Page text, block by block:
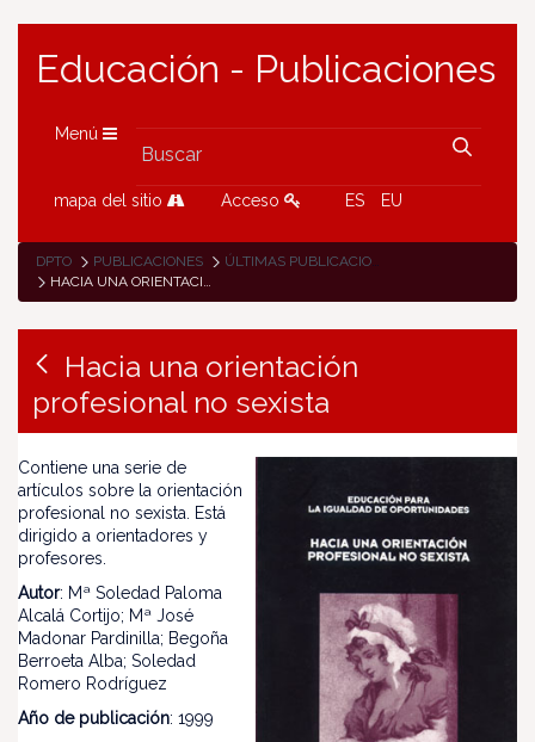
Educación - Publicaciones
Menú
mapa del sitio Acceso ES EU
DPTO PUBLICACIONES
ÚLTIMAS PUBLICACIONES
HACIA UNA ORIENTACIÓN PROFESIONAL NO SEXISTA
Hacia una orientación
profesional no sexista
Contiene una serie de
artículos sobre la orientación
profesional no sexista. Está
dirigido a orientadores y
profesores.
Autor: Mª Soledad Paloma
Alcalá Cortijo; Mª José
Madonar Pardinilla; Begoña
Berroeta Alba; Soledad
Romero Rodríguez
Año de publicación: 1999